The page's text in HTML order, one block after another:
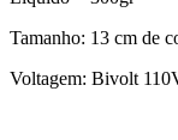
Tamanho: 13 cm de
Voltagem: Bivolt